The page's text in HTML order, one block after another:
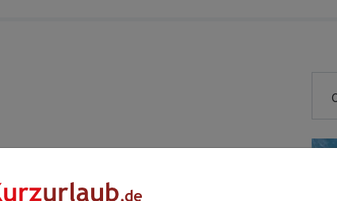
kostenfreie Leihfahrräder